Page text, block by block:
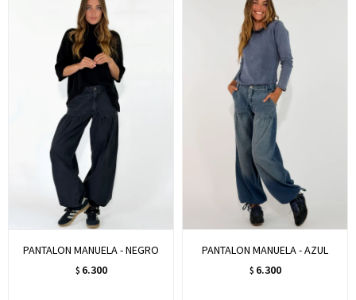
PANTALON MANUELA - NEGRO
$ 6.300
PANTALON MANUELA - AZUL
$ 6.300